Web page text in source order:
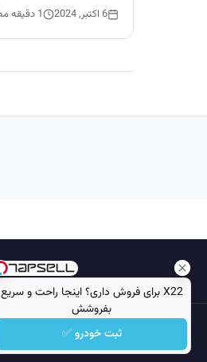
X22 برای فروش داری؟ اینجا راحت و سریع
بفروشش
ثبت خودرو ✅
6 اکتبر, 2024 1 دقیقه مطالعه